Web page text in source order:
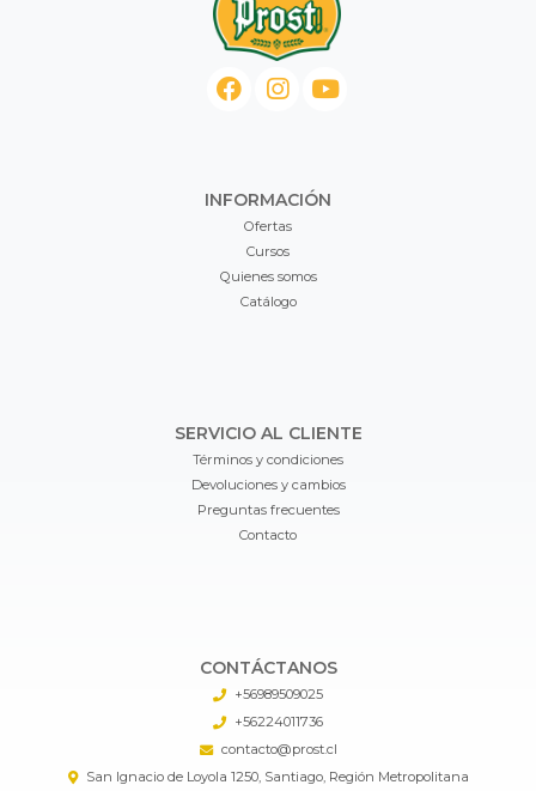
INFORMACIÓN
Ofertas
Cursos
Quienes somos
Catálogo
SERVICIO AL CLIENTE
Términos y condiciones
Devoluciones y cambios
Preguntas frecuentes
Contacto
CONTÁCTANOS
+56989509025
+56224011736
contacto@prost.cl
San Ignacio de Loyola 1250, Santiago, Región Metropolitana